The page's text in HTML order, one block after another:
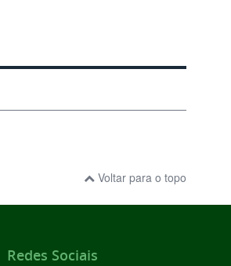
Voltar para o topo
Redes Sociais